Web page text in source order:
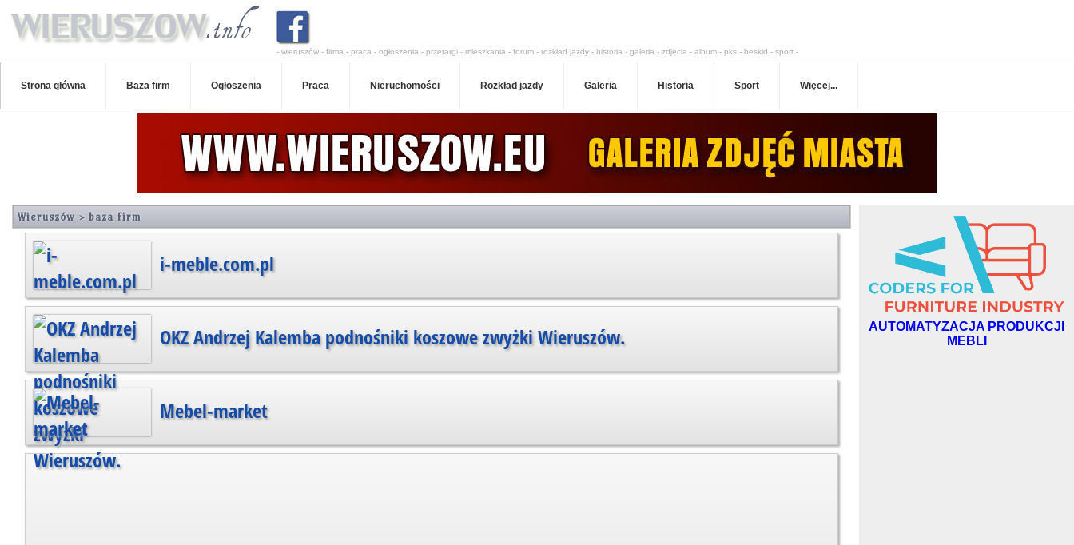
- wieruszów - firma - praca - ogłoszenia - przetargi - mieszkania - forum - rozkład jazdy - historia - galeria - zdjęcia - album - pks - beskid - sport -
Strona główna Baza firm Ogłoszenia Praca Nieruchomości Rozkład jazdy Galeria Historia Sport Więcej...
Wieruszów > baza firm
i-meble.com.pl
OKZ Andrzej Kalemba podnośniki koszowe zwyżki Wieruszów.
Mebel-market
AUTOMATYZACJA PRODUKCJI
MEBLI